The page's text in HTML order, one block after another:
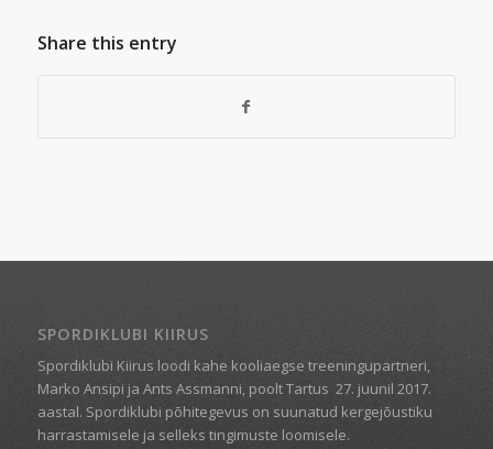
Share this entry
SPORDIKLUBI KIIRUS
Spordiklubi Kiirus loodi kahe kooliaegse treeningupartneri,
Marko Ansipi ja Ants Assmanni, poolt Tartus 27. juunil 2017.
aastal. Spordiklubi põhitegevus on suunatud kergejõustiku
harrastamisele ja selleks tingimuste loomisele.